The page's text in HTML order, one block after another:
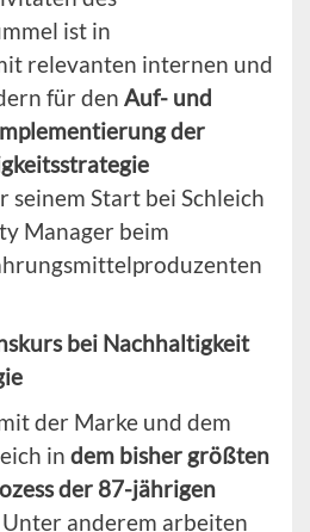
ist in
relevanten internen und
für den Auf- und
der
seinem Start bei Schleich
Manager beim
bei Nachhaltigkeit
der Marke und dem
in dem bisher größten
der 87-jährigen
Unter anderem arbeiten